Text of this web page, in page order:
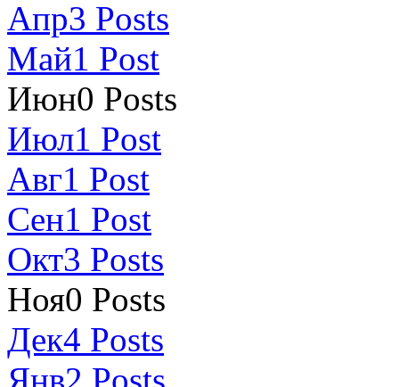
Апр3 Posts
Май1 Post
Июн0 Posts
Июл1 Post
Авг1 Post
Сен1 Post
Окт3 Posts
Ноя0 Posts
Дек4 Posts